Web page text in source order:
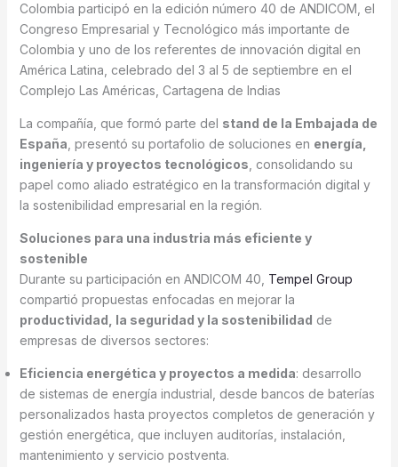
Colombia participó en la edición número 40 de ANDICOM, el
Congreso Empresarial y Tecnológico más importante de
Colombia y uno de los referentes de innovación digital en
América Latina, celebrado del 3 al 5 de septiembre en el
Complejo Las Américas, Cartagena de Indias
La compañía, que formó parte del stand de la Embajada de
España , presentó su portafolio de soluciones en energía,
ingeniería y proyectos tecnológicos , consolidando su
papel como aliado estratégico en la transformación digital y
la sostenibilidad empresarial en la región.
Soluciones para una industria más eficiente y
sostenible
Durante su participación en ANDICOM 40, Tempel Group
compartió propuestas enfocadas en mejorar la
productividad, la seguridad y la sostenibilidad de
empresas de diversos sectores:
Eficiencia energética y proyectos a medida: desarrollo
de sistemas de energía industrial, desde bancos de baterías
personalizados hasta proyectos completos de generación y
gestión energética, que incluyen auditorías, instalación,
mantenimiento y servicio postventa.